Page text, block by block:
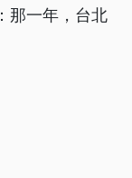
那一年，台北